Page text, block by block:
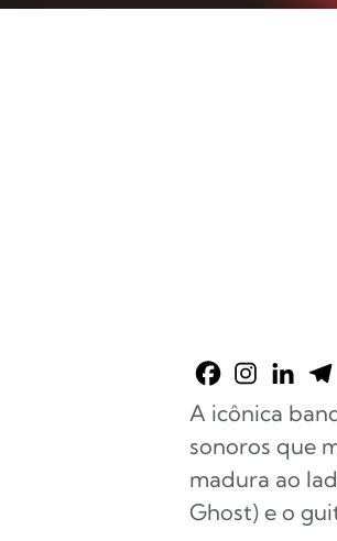
A icônica
sonoros que
madura ao
Ghost) e o